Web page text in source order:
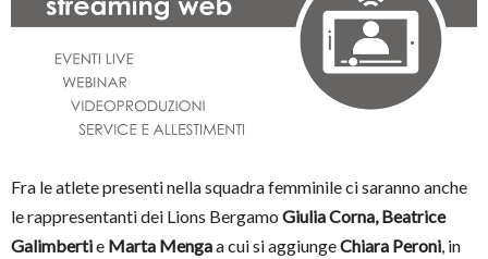
Fra le atlete presenti nella squadra femminile ci saranno anche
le rappresentanti dei Lions Bergamo Giulia Corna, Beatrice
Galimbertie Marta Mengaa cui si aggiungeChiara Peroni, in